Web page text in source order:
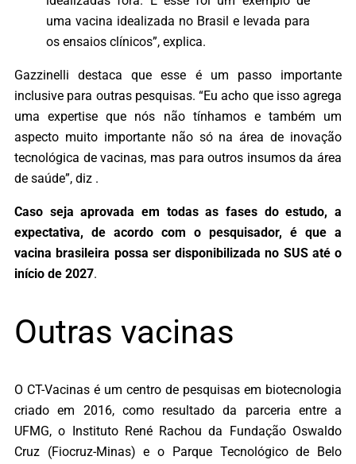
uma vacina idealizada no Brasil e levada para
os ensaios clínicos”, explica.
Gazzinelli destaca que esse é um passo importante
inclusive para outras pesquisas. “Eu acho que isso agrega
uma expertise que nós não tínhamos e também um
aspecto muito importante não só na área de inovação
tecnológica de vacinas, mas para outros insumos da área
de saúde”, diz .
Caso seja aprovada em todas as fases do estudo, a
expectativa, de acordo com o pesquisador, é que a
vacina brasileira possa ser disponibilizada no SUS até o
início de 2027.
Outras vacinas
O CT-Vacinas é um centro de pesquisas em biotecnologia
criado em 2016, como resultado da parceria entre a
UFMG, o Instituto René Rachou da Fundação Oswaldo
Cruz (Fiocruz-Minas) e o Parque Tecnológico de Belo